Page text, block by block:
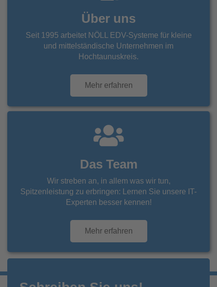
Über uns
Seit 1995 arbeitet NÖLL EDV-Systeme für kleine
und mittelständische Unternehmen im
Hochtaunuskreis.
Mehr erfahren
Das Team
Wir streben an, in allem was wir tun,
Spitzenleistung zu erbringen: Lernen Sie unsere IT-
Experten besser kennen!
Mehr erfahren